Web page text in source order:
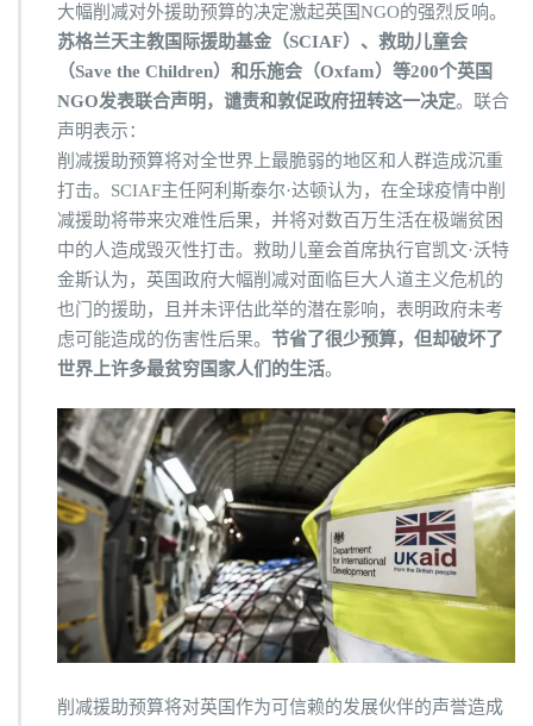
大幅削减对外援助预算的决定激起英国NGO的强烈反响。
苏格兰天主教国际援助基金（SCIAF）、救助儿童会
（Save the Children）和乐施会（Oxfam）等200个英国
NGO发表联合声明，谴责和敦促政府扭转这一决定。联合
声明表示：
削减援助预算将对全世界上最脆弱的地区和人群造成沉重
打击。SCIAF主任阿利斯泰尔·达顿认为，在全球疫情中削
减援助将带来灾难性后果，并将对数百万生活在极端贫困
中的人造成毁灭性打击。救助儿童会首席执行官凯文·沃特
金斯认为，英国政府大幅削减对面临巨大人道主义危机的
也门的援助，且并未评估此举的潜在影响，表明政府未考
虑可能造成的伤害性后果。 节省了很少预算，但却破坏了
世界上许多最贫穷国家人们的生活。
削减援助预算将对英国作为可信赖的发展伙伴的声誉造成